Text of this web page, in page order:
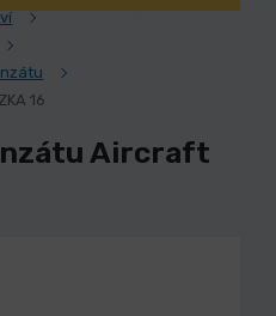
16
Aircraft